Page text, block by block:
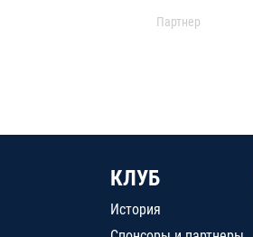
Партнер
КЛУБ
История